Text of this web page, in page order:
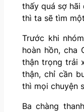
thấy quá sợ
thì ta sẽ tìm
Trước khi
hoàn hồn, cha
thận trọng trải
thận, chỉ cần
thì mọi chuyện
Ba chàng